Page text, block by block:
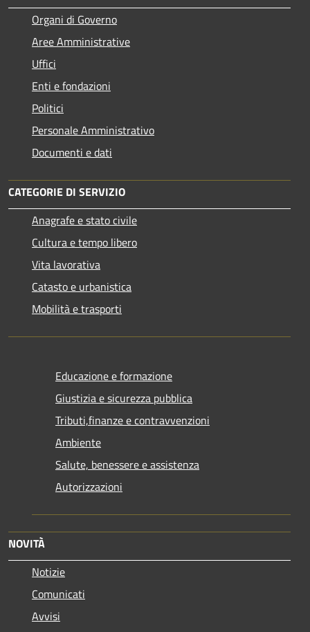
Organi di Governo
Aree Amministrative
Uffici
Enti e fondazioni
Politici
Personale Amministrativo
Documenti e dati
CATEGORIE DI SERVIZIO
Anagrafe e stato civile
Cultura e tempo libero
Vita lavorativa
Catasto e urbanistica
Mobilità e trasporti
Educazione e formazione
Giustizia e sicurezza pubblica
Tributi,finanze e contravvenzioni
Ambiente
Salute, benessere e assistenza
Autorizzazioni
NOVITÀ
Notizie
Comunicati
Avvisi